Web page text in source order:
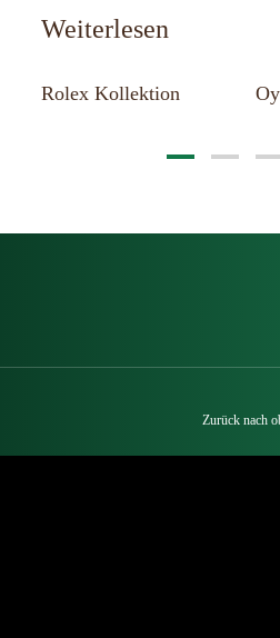
Weiterlesen
Rolex Kollektion
Zurück nach